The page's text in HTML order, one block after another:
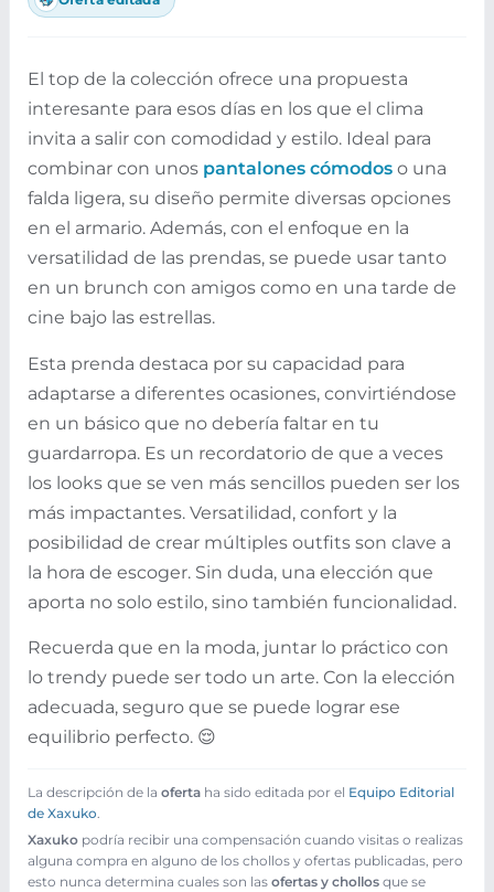
El top de la colección ofrece una propuesta
interesante para esos días en los que el clima
invita a salir con comodidad y estilo. Ideal para
combinar con unos pantalones cómodos o una
falda ligera, su diseño permite diversas opciones
en el armario. Además, con el enfoque en la
versatilidad de las prendas, se puede usar tanto
en un brunch con amigos como en una tarde de
cine bajo las estrellas.
Esta prenda destaca por su capacidad para
adaptarse a diferentes ocasiones, convirtiéndose
en un básico que no debería faltar en tu
guardarropa. Es un recordatorio de que a veces
los looks que se ven más sencillos pueden ser los
más impactantes. Versatilidad, confort y la
posibilidad de crear múltiples outfits son clave a
la hora de escoger. Sin duda, una elección que
aporta no solo estilo, sino también funcionalidad.
Recuerda que en la moda, juntar lo práctico con
lo trendy puede ser todo un arte. Con la elección
adecuada, seguro que se puede lograr ese
equilibrio perfecto. 😌
La descripción de la oferta ha sido editada por el Equipo Editorial
de Xaxuko
Xaxuko podría recibir una compensación cuando visitas o realizas
alguna compra en alguno de los chollos y ofertas publicadas, pero
esto nunca determina cuales son las ofertas y chollos que se